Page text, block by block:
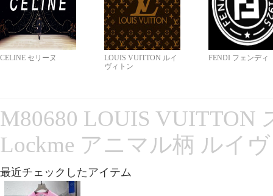
CELINE セリーヌ
LOUIS VUITTON ルイ
ヴィトン
FENDI フェンディ
M80680 LOUIS VUITTON
Lockme アニマル柄 ルイ
最近チェックしたアイテム